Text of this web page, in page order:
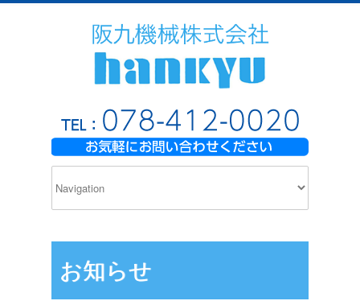
お知らせ